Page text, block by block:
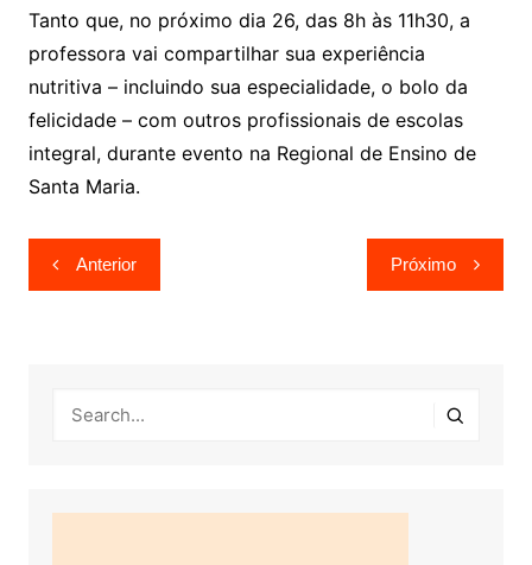
Tanto que, no próximo dia 26, das 8h às 11h30, a
professora vai compartilhar sua experiência
nutritiva – incluindo sua especialidade, o bolo da
felicidade – com outros profissionais de escolas
integral, durante evento na Regional de Ensino de
Santa Maria.
Navegação
de
Anterior Próximo